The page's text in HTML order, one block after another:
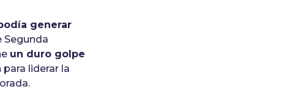
generar
Segunda
un duro golpe
liderar la